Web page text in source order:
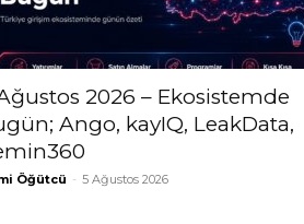
2026 – Ekosistemde
Ango, kayIQ, LeakData,
Öğütcü - 5 Ağustos 2026